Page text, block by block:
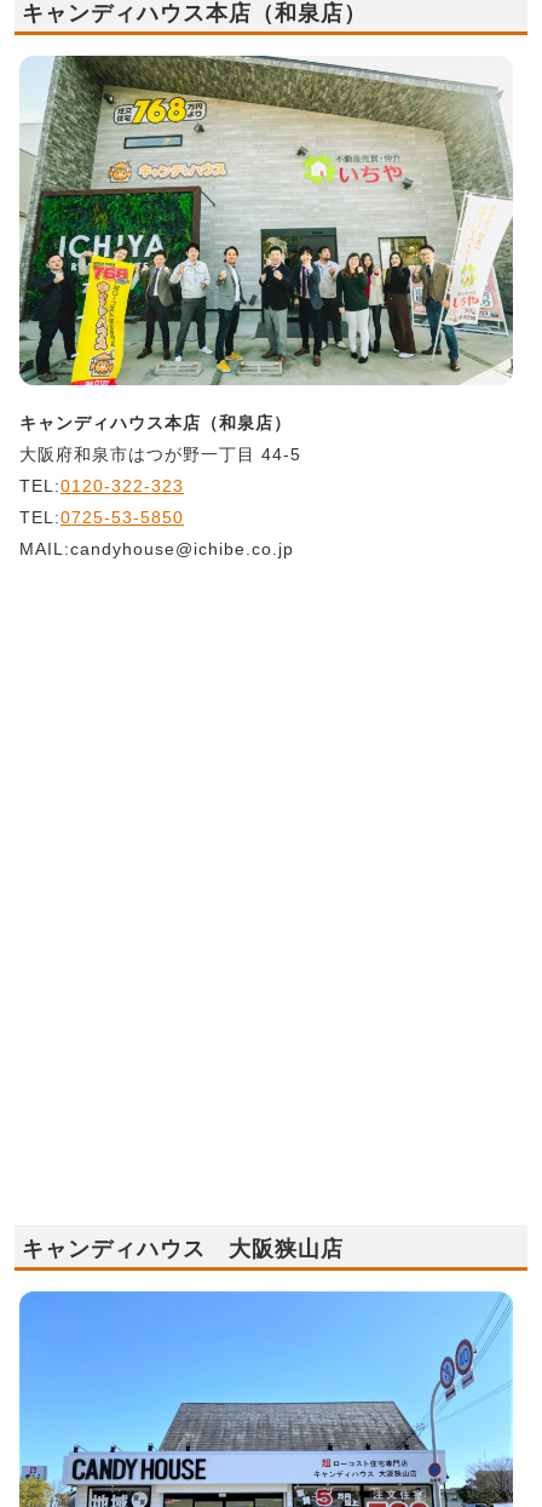
キャンディハウス本店（和泉店）
キャンディハウス本店（和泉店）
大阪府和泉市はつが野一丁目 44-5
TEL:0120-322-323
TEL:0725-53-5850
MAIL:candyhouse@ichibe.co.jp
キャンディハウス 大阪狭山店